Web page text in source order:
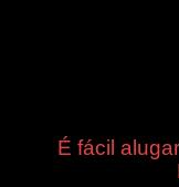
É fácil